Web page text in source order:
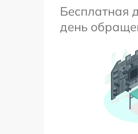
Бесплатная
день